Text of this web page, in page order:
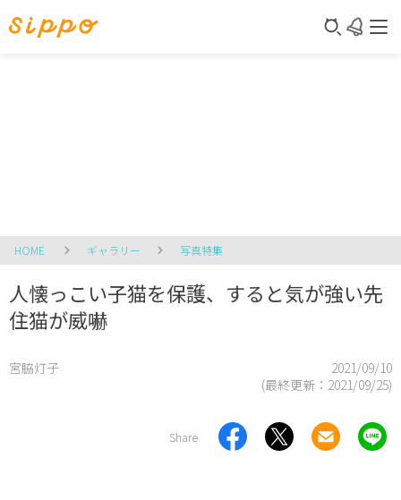
HOME ギャラリー 写真特集
人懐っこい子猫を保護、すると気が強い先
住猫が威嚇
宮脇灯子
2021/09/10
(最終更新： 2021/09/25)
Share